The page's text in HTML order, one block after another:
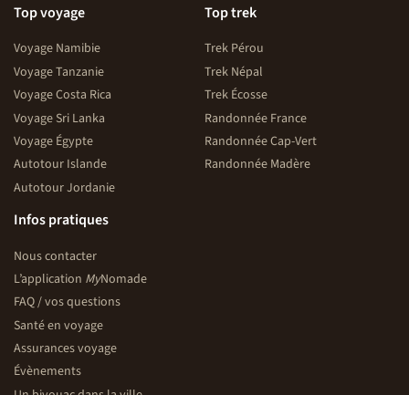
Top voyage
Voyage Namibie
Voyage Tanzanie
Voyage Costa Rica
Voyage Sri Lanka
Voyage Égypte
Autotour Islande
Autotour Jordanie
Top trek
Trek Pérou
Trek Népal
Trek Écosse
Randonnée France
Randonnée Cap-Vert
Randonnée Madère
Infos pratiques
Nous contacter
L’application MyNomade
FAQ / vos questions
Santé en voyage
Assurances voyage
Évènements